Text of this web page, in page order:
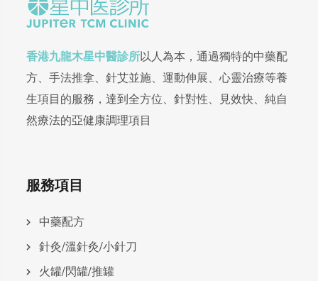
香港九龍木星中醫診所以人為本，通過獨特的中藥配
方、手法推拿、針艾並施、運動伸展、心靈治療等養
生項目的服務，達到全方位、針對性、見效快、純自
然療法的亞健康調理項目
服務項目
中藥配方
針灸/溫針灸/小針刀
火罐/閃罐/推罐